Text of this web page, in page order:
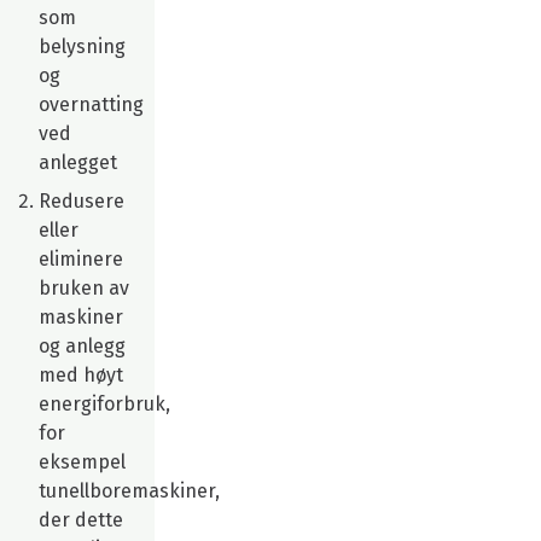
som
belysning
og
overnatting
ved
anlegget
Redusere
eller
eliminere
bruken av
maskiner
og anlegg
med høyt
energiforbruk,
for
eksempel
tunellboremaskiner,
der dette